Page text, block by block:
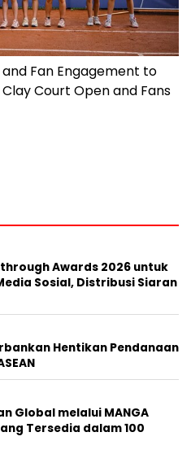
and Fan Engagement to
Court Open and Fans
Awards 2026 untuk
Sosial, Distribusi Siaran
Hentikan Pendanaan
Global melalui MANGA
Tersedia dalam 100